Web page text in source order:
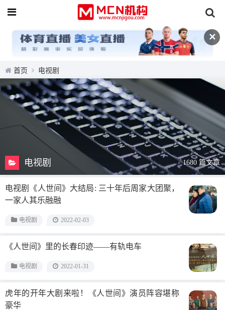
✕
首页 电视剧
电视剧 1680 篇文章
电视剧《人世间》大结局: 三十年后周家大团聚，
一家人其乐融融
电视剧 2022-02-03
《人世间》里的长春印迹——有轨电车
电视剧 2022-01-31
虎年的开年大剧来啦！《人世间》演员阵容堪称
豪华